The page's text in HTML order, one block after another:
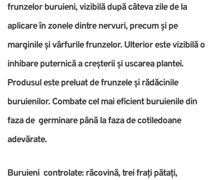
frunzelor buruieni, vizibilă după câteva zile de la
aplicare în zonele dintre nervuri, precum și pe
marginile și vârfurile frunzelor. Ulterior este vizibilă o
inhibare puternică a creșterii și uscarea plantei.
Produsul este preluat de frunzele și rădăcinile
buruienilor. Combate cel mai eficient buruienile din
faza de germinare până la faza de cotiledoane
adevărate.
Buruieni controlate: răcovină, trei frați pătați,